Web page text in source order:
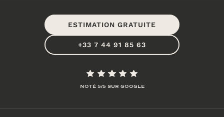
ESTIMATION GRATUITE
+33 7 44 91 85 63
NOTÉ 5/5 SUR GOOGLE